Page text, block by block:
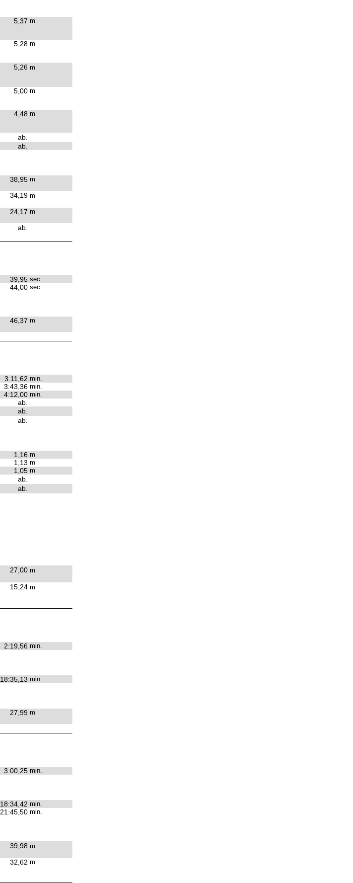
5,37 m
5,28 m
5,26 m
5,00 m
4,48 m
ab.
ab.
38,95 m
34,19 m
24,17 m
ab.
39,95 sec.
44,00 sec.
46,37 m
3:11,62 min.
3:43,36 min.
4:12,00 min.
ab.
ab.
ab.
1,16 m
1,13 m
1,05 m
ab.
ab.
27,00 m
15,24 m
2:19,56 min.
18:35,13 min.
27,99 m
3:00,25 min.
18:34,42 min.
21:45,50 min.
39,98 m
32,62 m